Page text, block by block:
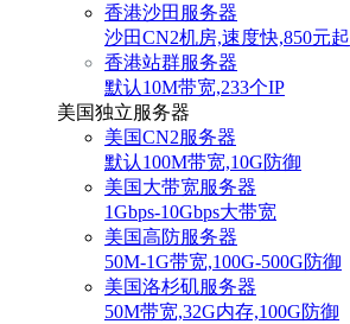
香港沙田服务器
沙田CN2机房,速度快,850元起
香港站群服务器
默认10M带宽,233个IP
美国独立服务器
美国CN2服务器
默认100M带宽,10G防御
美国大带宽服务器
1Gbps-10Gbps大带宽
美国高防服务器
50M-1G带宽,100G-500G防御
美国洛杉矶服务器
50M带宽,32G内存,100G防御